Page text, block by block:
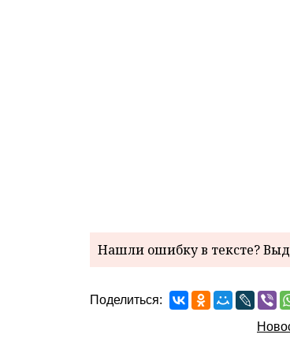
Нашли ошибку в тексте?
Поделиться: